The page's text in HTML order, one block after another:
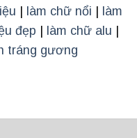
làm chữ nổi
làm
đẹp làm chữ alu
tráng gương